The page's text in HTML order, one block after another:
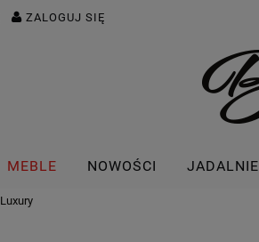
ZALOGUJ SIĘ
MEBLE NOWOŚCI JADALNIE
Luxury